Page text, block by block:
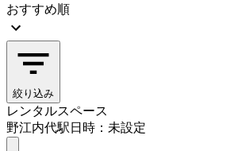
おすすめ順
絞り込み
レンタルスペース
野江内代駅日時：未設定